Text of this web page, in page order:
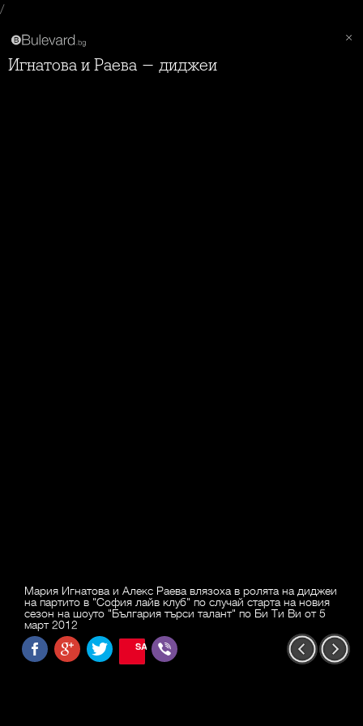
/
Игнатова и Раева - диджеи
Мария Игнатова и Алекс Раева влязоха в ролята на диджеи
на партито в "София лайв клуб" по случай старта на новия
сезон на шоуто "България търси талант" по Би Ти Ви от 5
март 2012
SAVE